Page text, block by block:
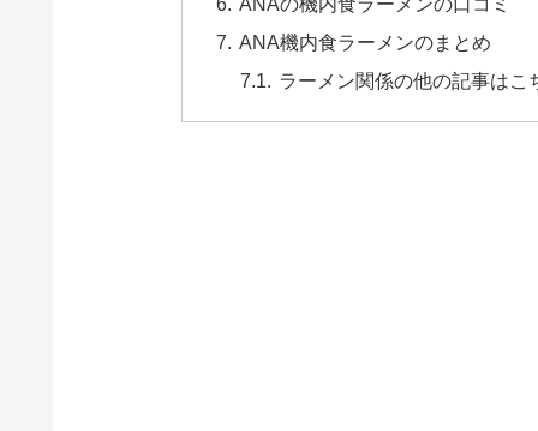
ANA機内食ラーメンのまとめ
ラーメン関係の他の記事はこ